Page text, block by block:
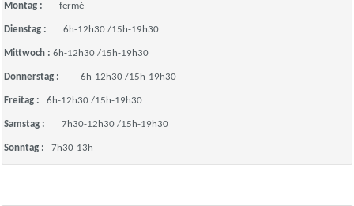
Montag : fermé
Dienstag : 6h-12h30 /15h-19h30
Mittwoch : 6h-12h30 /15h-19h30
Donnerstag : 6h-12h30 /15h-19h30
Freitag : 6h-12h30 /15h-19h30
Samstag : 7h30-12h30 /15h-19h30
Sonntag : 7h30-13h